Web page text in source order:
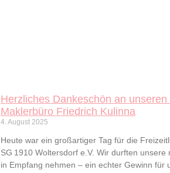
Herzliches Dankeschön an
Maklerbüro Friedrich Kulinna
4. August 2025
Heute war ein großartiger Tag für die
SG 1910 Woltersdorf e.V. Wir durften unsere
in Empfang nehmen – ein echter Gewinn für